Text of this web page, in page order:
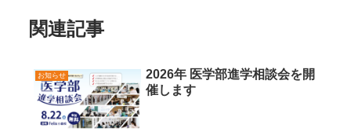
関連記事
お知らせ
2026年 医学部進学相談会を開
催します